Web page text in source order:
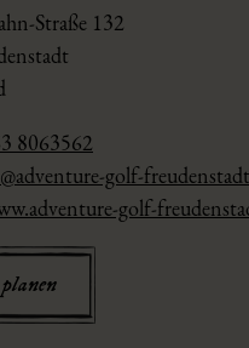
Straße 132
8063562
golf-
golf-